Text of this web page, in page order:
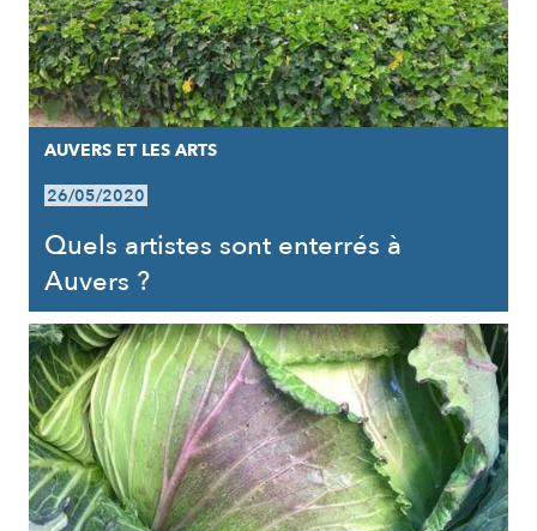
AUVERS ET LES ARTS
26/05/2020
Quels artistes sont enterrés à
Auvers ?